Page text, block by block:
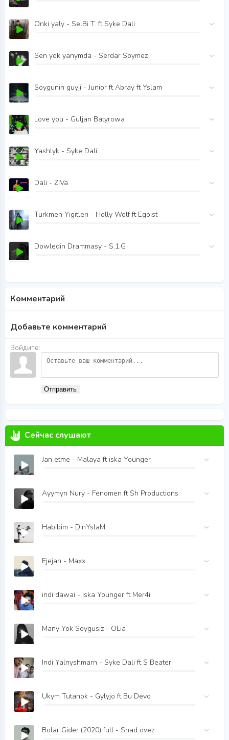
Onki yaly - SelBi T. ft Syke Dali
Sen yok yanymda - Serdar Soymez
Soygunin guyji - Junior ft Abray ft Yslam
Love you - Guljan Batyrowa
Yashlyk - Syke Dali
Dali - ZiVa
Turkmen Yigitleri - Holly Wolf ft Egoist
Dowledin Drammasy - S.1.G
Комментарий
Добавьте комментарий
Войдите:
Отправить
Сейчас слушают
Jan etme - Malaya ft iska Younger
Ayymyn Nury - Fenomen ft Sh Productions
Habibim - DinYslaM
Ejejan - Maxx
indi dawai - Iska Younger ft Mer4i
Many Yok Soygusiz - OLia
Indi Yalnyshmarn - Syke Dali ft S Beater
Ukym Tutanok - Gylyjo ft Bu Devo
Bolar Gider (2020) full - Shad ovez